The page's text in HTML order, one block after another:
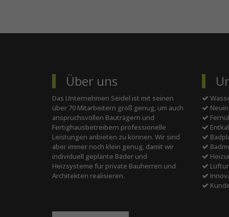
Über uns
Das Unternehmen Seidel ist mit seinen
über 70 Mitarbeitern groß genug, um auch
anspruchsvollen Bauträgern und
Fertighausbetreibern professionelle
Leistungen anbieten zu können. Wir sind
aber immer noch klein genug, damit wir
individuell geplante Bäder und
Heizsysteme für private Bauherren und
Architekten realisieren.